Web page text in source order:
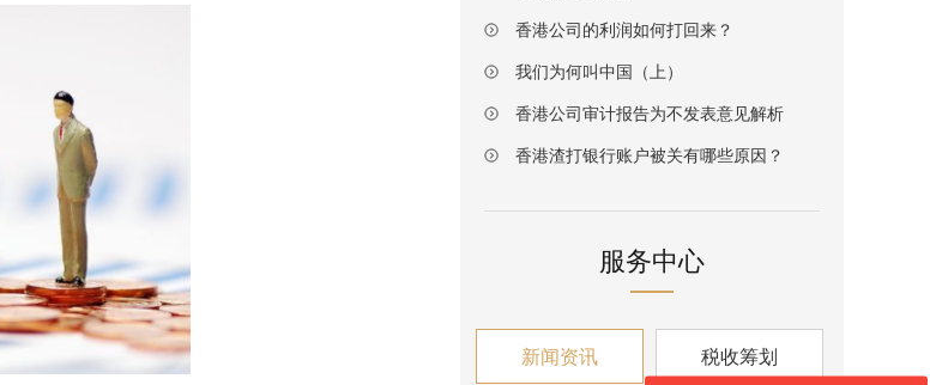
香港公司的利润如何打回来？
我们为何叫中国（上）
香港公司审计报告为不发表意见解析
香港渣打银行账户被关有哪些原因？
服务中心
新闻资讯 税收筹划